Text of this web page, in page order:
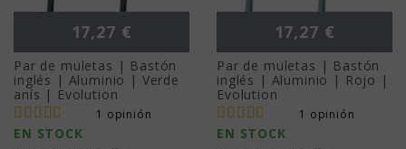
Precio
17,27 €
Par de muletas | Bastón
inglés | Aluminio | Verde
anís | Evolution
1 opinión
EN STOCK
Precio
17,27 €
Par de muletas | Bastón
inglés | Aluminio | Rojo |
Evolution
1 opinión
EN STOCK